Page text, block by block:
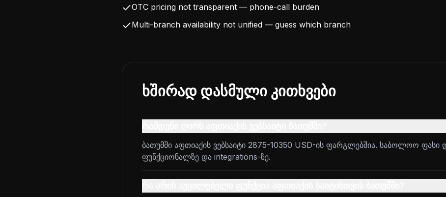
OTC pricing not transparent — phone-call burden
Multi-branch availability not unified — guess which branch
ხშირად დასმული კითხვები
ბათუმში აფთიაქის ვებსაიტი 2875-10350 USD-ის ფარგლებშია. საბოლოო ფასი
ფუნქციონალზე და integrations-ზე.